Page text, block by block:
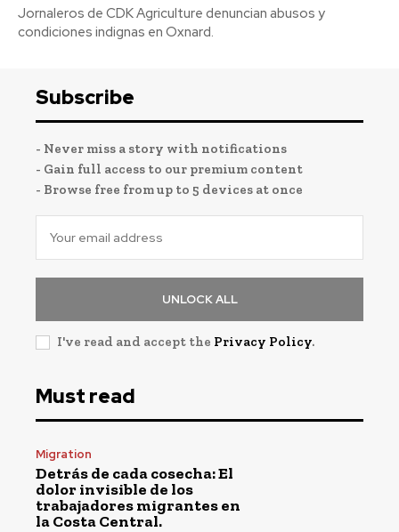
Jornaleros de CDK Agriculture denuncian abusos y
condiciones indignas en Oxnard.
Subscribe
- Never miss a story with notifications
- Gain full access to our premium content
- Browse free from up to 5 devices at once
UNLOCK ALL
I've read and accept the Privacy Policy.
Must read
Migration
Detrás de cada cosecha: El
dolor invisible de los
trabajadores migrantes en
la Costa Central.